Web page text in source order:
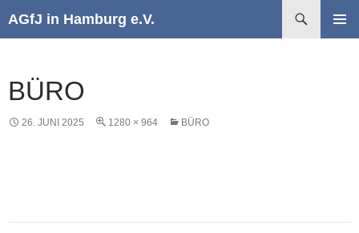
AGfJ in Hamburg e.V.
BÜRO
26. JUNI 2025 1280 × 964 BÜRO